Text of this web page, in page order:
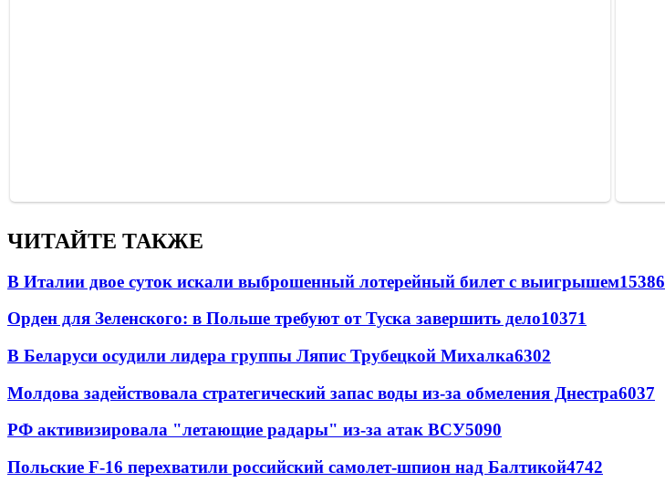
ЧИТАЙТЕ ТАКЖЕ
В Италии двое суток искали выброшенный лотерейный билет с выигрышем15386
Орден для Зеленского: в Польше требуют от Туска завершить дело10371
В Беларуси осудили лидера группы Ляпис Трубецкой Михалка6302
Молдова задействовала стратегический запас воды из-за обмеления Днестра6037
РФ активизировала "летающие радары" из-за атак ВСУ5090
Польские F-16 перехватили российский самолет-шпион над Балтикой4742